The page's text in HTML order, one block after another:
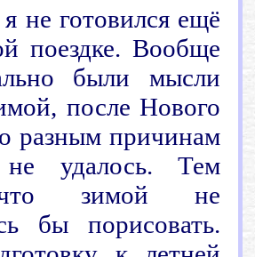
не готовился ещё
поездке. Вообще
были мысли
после Нового
разным причинам
не удалось. Тем
зимой не
бы порисовать.